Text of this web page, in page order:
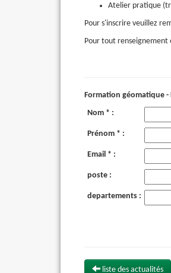
Atelier pratique
Pour s'inscrire veuillez
Pour tout renseignement
Formation géomatique -
Nom * :
Prénom * :
Email * :
poste :
departements :
liste des actualités